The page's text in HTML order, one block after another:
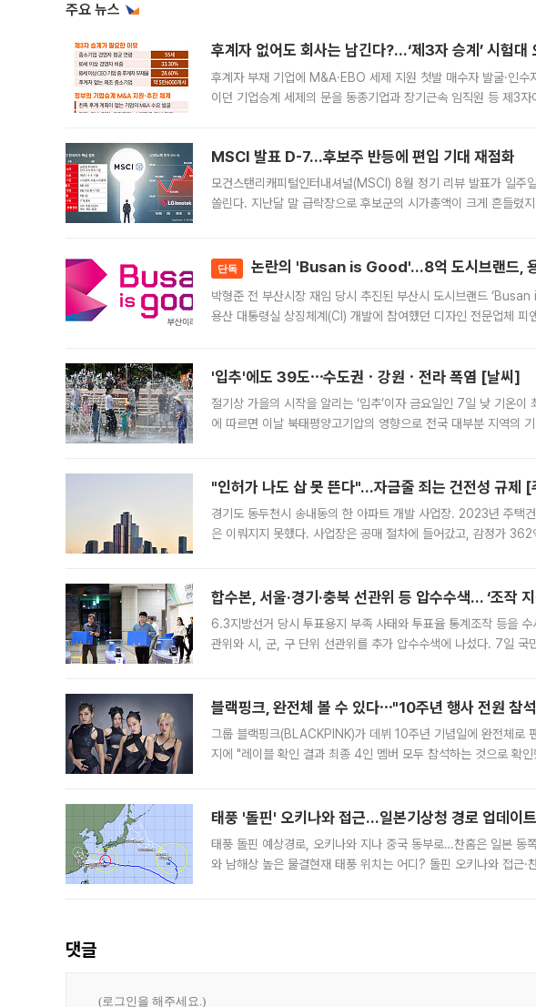
주요 뉴스
후계자 없어도 회사는 남긴다?…‘제3자 승계’ 시험
후계자 부재 기업에 M&A·EBO 세제 지원 첫발 매수자 발굴·인수
이던 기업승계 세제의 문을 동종기업과 장기근속 임직원 등 제3
MSCI 발표 D-7…후보주 반등에 편입 기대 재점화
모건스탠리캐피털인터내셔널(MSCI) 8월 정기 리뷰 발표가 일주
쏠린다. 지난달 말 급락장으로 후보군의 시가총액이 크게 흔들렸
단독 논란의 'Busan is Good'…8억 도시브랜드,
박형준 전 부산시장 재임 당시 추진된 부산시 도시브랜드
용산 대통령실 상징체계(CI) 개발에 참여했던 디자인 전문업체
'입추'에도 39도⋯수도권ㆍ강원ㆍ전라 폭염 [날씨]
절기상 가을의 시작을 알리는 ‘입추’이자 금요일인 7일 낮 기온
에 따르면 이날 북태평양고기압의 영향으로 전국 대부분 지역의
"인허가 나도 삽 못 뜬다"…자금줄 죄는 건전성 규제
경기도 동두천시 송내동의 한 아파트 개발 사업장. 2023년 주택
은 이뤄지지 못했다. 사업장은 공매 절차에 들어갔고, 감정가
합수본, 서울·경기·충북 선관위 등 압수수색… ‘조작 지
6.3지방선거 당시 투표용지 부족 사태와 투표율 통계조작 등을 수
관위와 시, 군, 구 단위 선관위를 추가 압수수색에 나섰다. 7일 국
블랙핑크, 완전체 볼 수 있다⋯"10주년 행사 전원 참
그룹 블랙핑크(BLACKPINK)가 데뷔 10주년 기념일에 완전체로
지에 "레이블 확인 결과 최종 4인 멤버 모두 참석하는 것으로 확
태풍 '돌핀' 오키나와 접근…일본기상청 경로 업데이트
태풍 돌핀 예상경로, 오키나와 지나 중국 동부로…찬홈은 일본 동
와 남해상 높은 물결현재 태풍 위치는 어디? 돌핀 오키나와 접근·
댓글